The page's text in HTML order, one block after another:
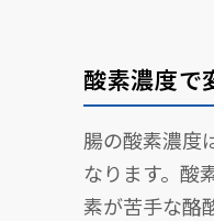
酸素濃度で
腸の酸素濃度
なります。酸
素が苦手な酪